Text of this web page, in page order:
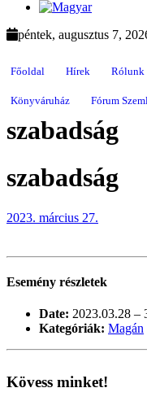
péntek, augusztus 7,
Főoldal Hírek Rólunk
Könyváruház Fórum
szabadság
szabadság
2023. március 27.
Esemény részletek
Date: 2023.03.28 –
Kategóriák: Magán
Kövess minket!